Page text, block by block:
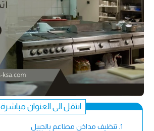
انتقل الى العنوان مباشرة
تنظيف مداخن مطاعم بالجبيل